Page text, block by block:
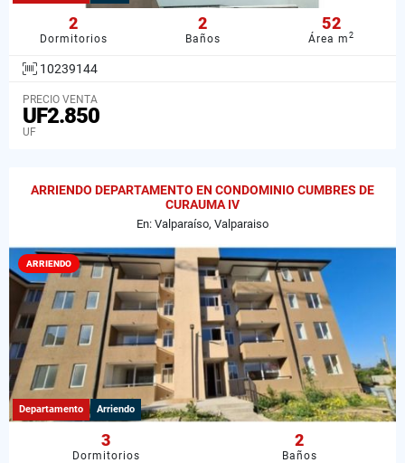
2
Dormitorios
2
Baños
52
Área m2
10239144
PRECIO VENTA
UF2.850
UF
ARRIENDO DEPARTAMENTO EN CONDOMINIO CUMBRES DE
CURAUMA IV
En: Valparaíso, Valparaiso
ARRIENDO
Departamento Arriendo
3
Dormitorios
2
Baños